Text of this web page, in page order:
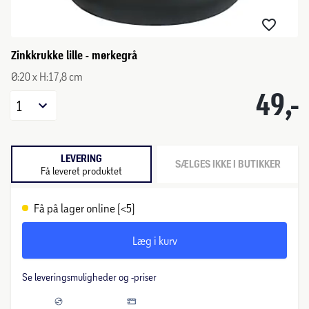
Zinkkrukke lille - mørkegrå
Ø:20 x H:17,8 cm
49,-
1
LEVERING
Få leveret produktet SÆLGES IKKE I BUTIKKER
Få på lager online (<5)
Læg i kurv
Se leveringsmuligheder og -priser